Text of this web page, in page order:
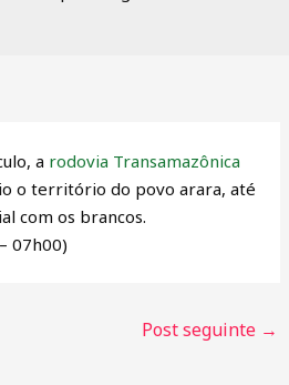
a rodovia Transamazônica
o território do povo arara, até
com os brancos.
07h00)
Post seguinte →